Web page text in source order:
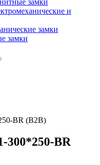
замки
и
замки
замки
BR (B2B)
300*250-BR